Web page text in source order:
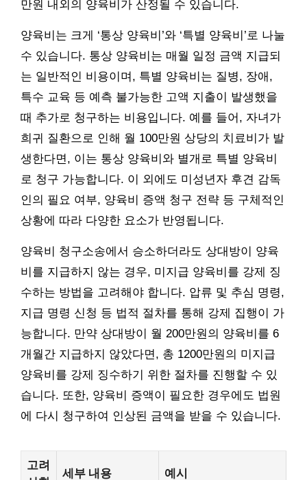
만원 내외의 양육비가 산정될 수 있습니다.
양육비는 크게 ‘통상 양육비’와 ‘특별 양육비’로 나눌
수 있습니다. 통상 양육비는 매월 일정 금액 지급되
는 일반적인 비용이며, 특별 양육비는 질병, 장애,
특수 교육 등 예측 불가능한 고액 지출이 발생했을
때 추가로 청구하는 비용입니다. 예를 들어, 자녀가
희귀 질환으로 인해 월 100만원 상당의 치료비가 발
생한다면, 이는 통상 양육비와 별개로 특별 양육비
로 청구 가능합니다. 이 외에도 미성년자 후견 감독
인의 필요 여부, 양육비 증액 청구 전략 등 구체적인
상황에 따라 다양한 요소가 반영됩니다.
양육비 청구소송에서 승소하더라도 상대방이 양육
비를 지급하지 않는 경우, 미지급 양육비를 강제 징
수하는 방법을 고려해야 합니다. 압류 및 추심 명령,
지급 명령 신청 등 법적 절차를 통해 강제 집행이 가
능합니다. 만약 상대방이 월 200만원의 양육비를 6
개월간 지급하지 않았다면, 총 1200만원의 미지급
양육비를 강제 징수하기 위한 절차를 진행할 수 있
습니다. 또한, 양육비 증액이 필요한 경우에도 법원
에 다시 청구하여 인상된 금액을 받을 수 있습니다.
고려
세부 내용 예시